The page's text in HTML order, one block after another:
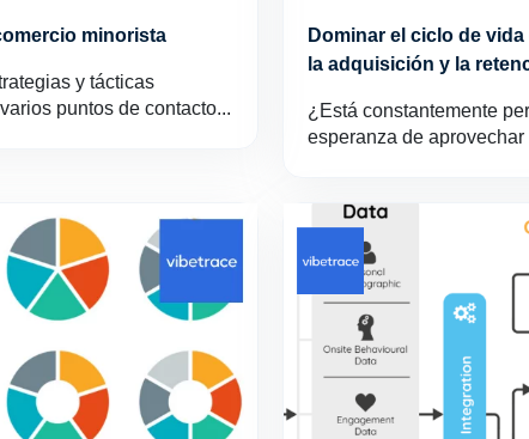
minorista
y tácticas
puntos de contacto...
Dominar el ciclo de
la adquisición y la
¿Está constantemente
esperanza de